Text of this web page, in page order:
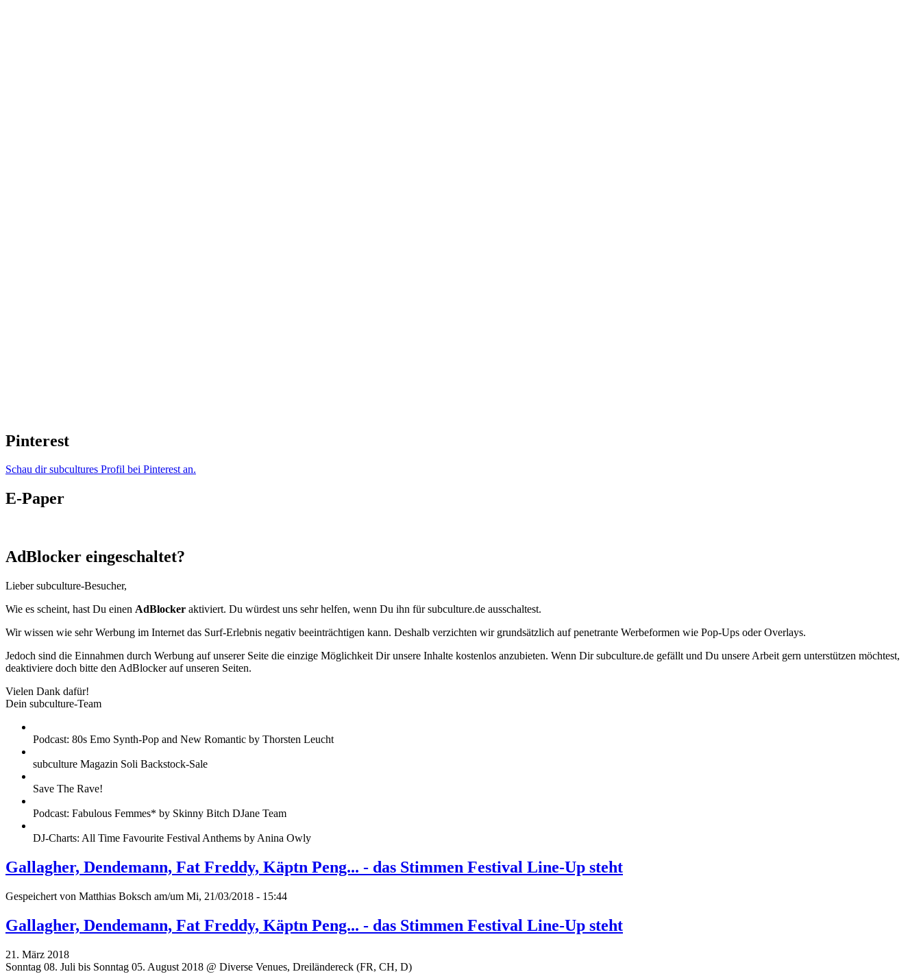
Pinterest
Schau dir subcultures Profil bei Pinterest an.
E-Paper
AdBlocker eingeschaltet?
Lieber subculture-Besucher,
Wie es scheint, hast Du einen AdBlocker aktiviert. Du würdest uns sehr helfen, wenn Du ihn für subculture.de ausschaltest.
Wir wissen wie sehr Werbung im Internet das Surf-Erlebnis negativ beeinträchtigen kann. Deshalb verzichten wir grundsätzlich auf penetrante Werbeformen wie Pop-Ups oder Overlays.
Jedoch sind die Einnahmen durch Werbung auf unserer Seite die einzige Möglichkeit Dir unsere Inhalte kostenlos anzubieten. Wenn Dir subculture.de gefällt und Du unsere Arbeit gern unterstützen möchtest,
deaktiviere doch bitte den AdBlocker auf unseren Seiten.
Vielen Dank dafür!
Dein subculture-Team
Podcast: 80s Emo Synth-Pop and New Romantic by Thorsten Leucht
subculture Magazin Soli Backstock-Sale
Save The Rave!
Podcast: Fabulous Femmes* by Skinny Bitch DJane Team
DJ-Charts: All Time Favourite Festival Anthems by Anina Owly
Gallagher, Dendemann, Fat Freddy, Käptn Peng... - das Stimmen Festival Line-Up steht
Gespeichert von Matthias Boksch am/um Mi, 21/03/2018 - 15:44
Gallagher, Dendemann, Fat Freddy, Käptn Peng... - das Stimmen Festival Line-Up steht
21. März 2018
Sonntag 08. Juli bis Sonntag 05. August 2018 @ Diverse Venues, Dreiländereck (FR, CH, D)